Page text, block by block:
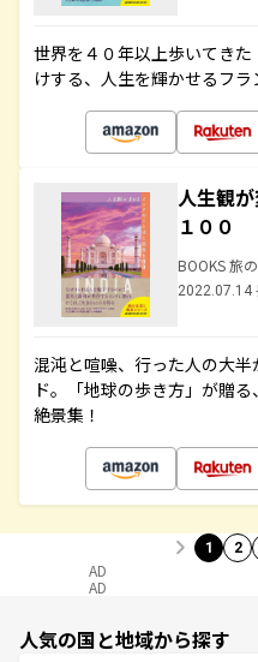
世界を４０年以上歩いてき
けする、人生を輝かせるフ
人生観
１００
BOOKS 旅
2022.07.14
混沌と喧噪、行った人の大
ド。「地球の歩き方」が贈
絶景集！
1 2
AD
AD
人気の国と地域から探す